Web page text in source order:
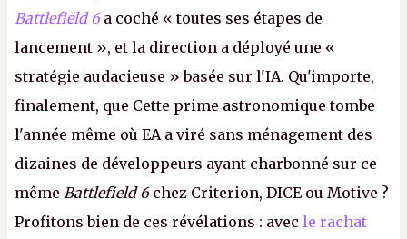
Battlefield 6 a coché « toutes ses étapes de
lancement », et la direction a déployé une «
stratégie audacieuse » basée sur l'IA. Qu'importe,
finalement, que Cette prime astronomique tombe
l'année même où EA a viré sans ménagement des
dizaines de développeurs ayant charbonné sur ce
même Battlefield 6chez Criterion, DICE ou Motive ?
Profitons bien de ces révélations : avec le rachat